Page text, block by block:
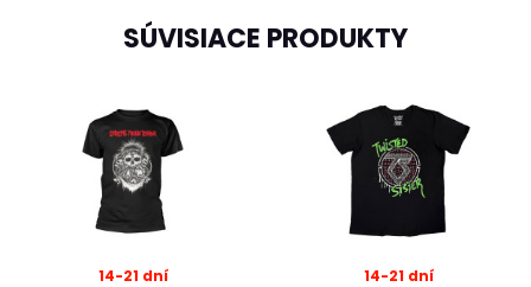
SÚVISIACE PRODUKTY
14-21 dní
14-21 dní